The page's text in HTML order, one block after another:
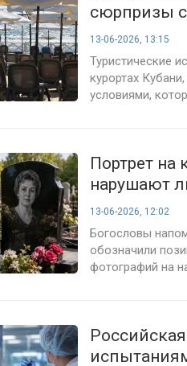
сюрпризы
13-06-2026, 13:15
Туристические
курортах
условиями,
Портрет на
нарушают
13-06-2026, 12:02
Богословы
обозначили
фотографий на